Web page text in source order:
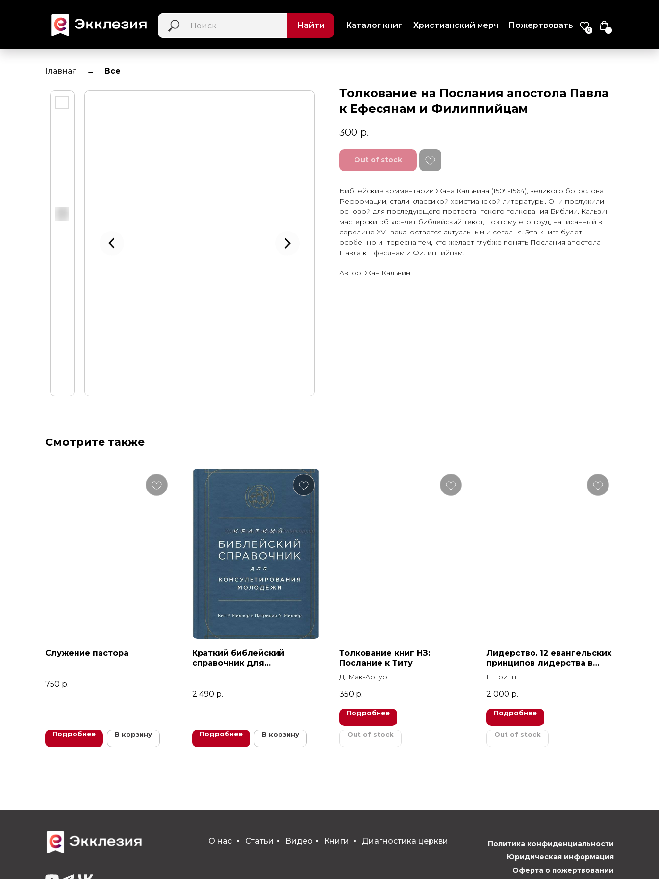
Христианский мерч
Каталог книг Пожертвовать
Найти
0
Главная Все
Толкование на Послания апостола Павла
к Ефесянам и Филиппийцам
300 р.
Out of stock
Библейские комментарии Жана Кальвина (1509-1564), великого богослова
Реформации, стали клас­сикой христианской литературы. Они послужили
основой для после­дующего протестантского толкова­ния Библии. Кальвин
мастерски объясняет библейский текст, поэто­му его труд, написанный в
середине XVI века, остается актуальным и сегодня. Эта книга будет
особенно интересна тем, кто желает глубже понять Послания апостола
Павла к Ефесянам и Филиппийцам.
Автор: Жан Кальвин
Смотрите также
Служение пастора
750 р.
Подробнее В корзину
Краткий библейский
справочник для
2 490 р.
Подробнее В корзину
Толкование книг НЗ:
Послание к Титу
Д. Мак-Артур
350 р.
Подробнее
Out of stock
Лидерство. 12 евангельских
принципов лидерства в
П.Трипп
2 000 р.
Подробнее
Out of stock
О нас Статьи Видео Книги Диагностика церкви
Политика конфиденциальности
Юридическая информация
Оферта о пожертвовании